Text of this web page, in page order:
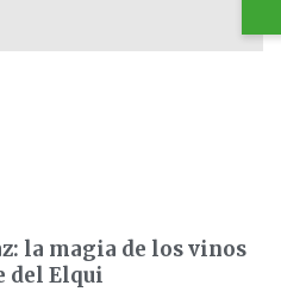
la magia de los vinos
del Elqui